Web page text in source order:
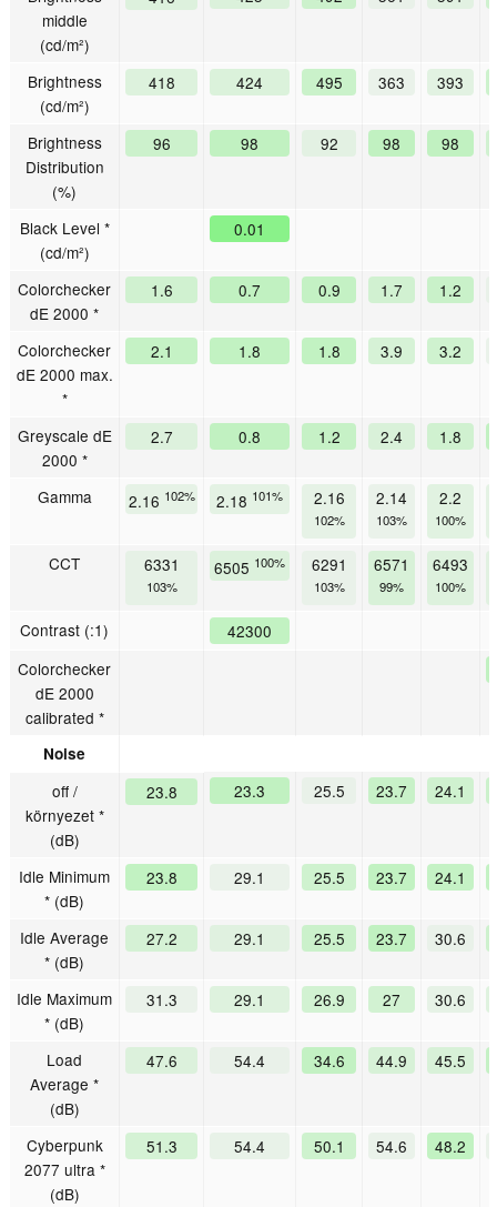
middle
(cd/m²)
Brightness
(cd/m²)
418 424 495 363 393
Brightness
Distribution
(%)
96 98 92 98 98
Black Level *
(cd/m²)
0.01
Colorchecker
dE 2000 *
1.6 0.7 0.9 1.7 1.2
Colorchecker
dE 2000 max.
*
2.1 1.8 1.8 3.9 3.2
Greyscale dE
2000 *
2.7 0.8 1.2 2.4 1.8
Gamma 2.16 102% 2.18 101% 2.16
102%
2.14
103%
2.2
100%
CCT 6331
103%
6505 100% 6291
103%
6571
99%
6493
100%
Contrast (:1)
42300
Colorchecker
dE 2000
calibrated *
Noise
off /
környezet *
(dB)
23.8 23.3 25.5 23.7 24.1
Idle Minimum
* (dB)
23.8 29.1 25.5 23.7 24.1
Idle Average
* (dB)
27.2 29.1 25.5 23.7 30.6
Idle Maximum
* (dB)
31.3 29.1 26.9 27 30.6
Load
Average *
(dB)
47.6 54.4 34.6 44.9 45.5
Cyberpunk
2077 ultra *
(dB)
51.3 54.4 50.1 54.6 48.2